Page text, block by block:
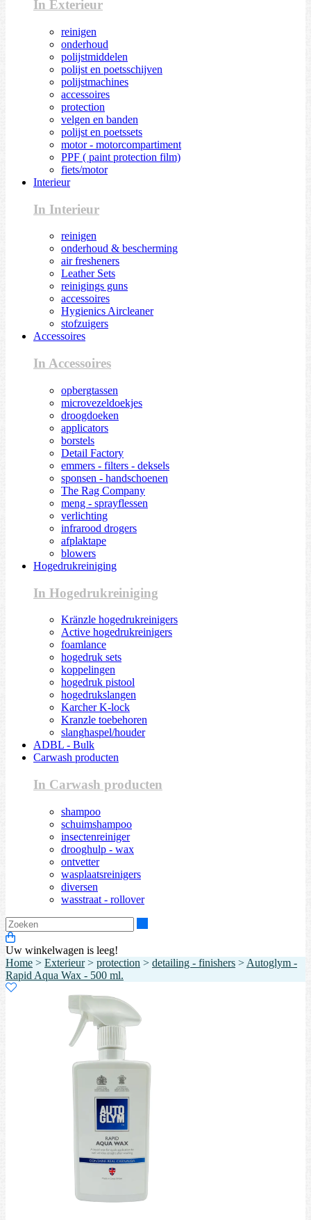
In Exterieur
reinigen
onderhoud
polijstmiddelen
polijst en poetsschijven
polijstmachines
accessoires
protection
velgen en banden
polijst en poetssets
motor - motorcompartiment
PPF ( paint protection film)
fiets/motor
Interieur
In Interieur
reinigen
onderhoud & bescherming
air fresheners
Leather Sets
reinigings guns
accessoires
Hygienics Aircleaner
stofzuigers
Accessoires
In Accessoires
opbergtassen
microvezeldoekjes
droogdoeken
applicators
borstels
Detail Factory
emmers - filters - deksels
sponsen - handschoenen
The Rag Company
meng - sprayflessen
verlichting
infrarood drogers
afplaktape
blowers
Hogedrukreiniging
In Hogedrukreiniging
Kränzle hogedrukreinigers
Active hogedrukreinigers
foamlance
hogedruk sets
koppelingen
hogedruk pistool
hogedrukslangen
Karcher K-lock
Kranzle toebehoren
slanghaspel/houder
ADBL - Bulk
Carwash producten
In Carwash producten
shampoo
schuimshampoo
insectenreiniger
drooghulp - wax
ontvetter
wasplaatsreinigers
diversen
wasstraat - rollover
Uw winkelwagen is leeg!
Home > Exterieur> protection > detailing - finishers > Autoglym -
Rapid Aqua Wax - 500 ml.